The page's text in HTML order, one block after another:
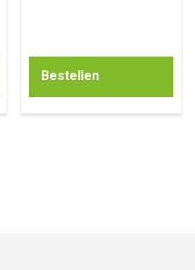
Bestellen